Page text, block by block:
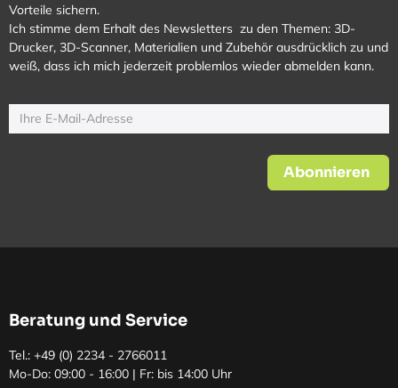
Vorteile sichern.
Ich stimme dem Erhalt des Newsletters zu den Themen: 3D-
Drucker, 3D-Scanner, Materialien und Zubehör ausdrücklich zu und
weiß, dass ich mich jederzeit problemlos wieder abmelden kann.
Abonnieren
Beratung und Service
Tel.: +49 (0) 2234 - 2766011
Mo-Do: 09:00 - 16:00 | Fr: bis 14:00 Uhr